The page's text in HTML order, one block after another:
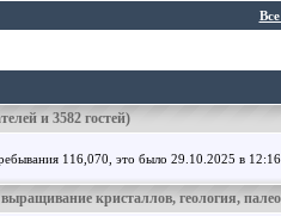
и 3582 гостей)
116,070, это было 29.10.2025 в
кристаллов, геология,